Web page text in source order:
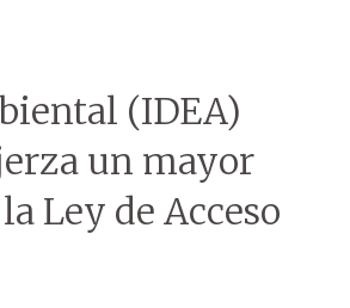
(IDEA)
un mayor
Ley de Acceso